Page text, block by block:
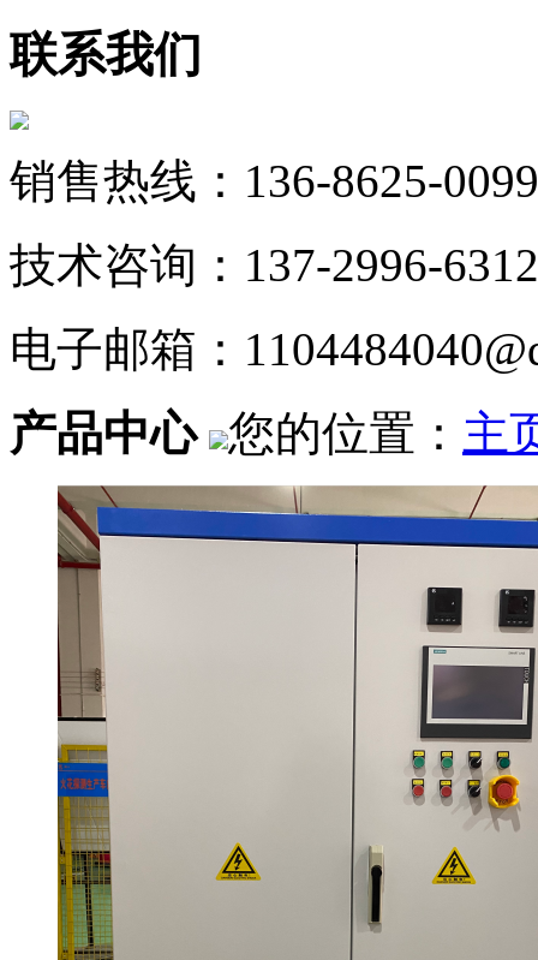
联系我们
销售热线：136-8625-0099
技术咨询：137-2996-6312
电子邮箱：
产品中心
您的位置： 主